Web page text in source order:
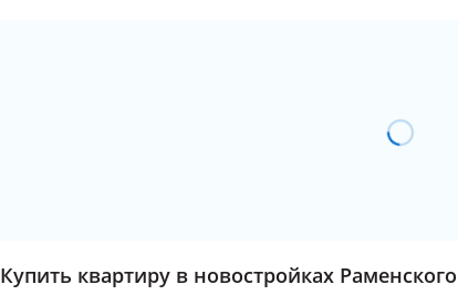
Купить квартиру в новостройках